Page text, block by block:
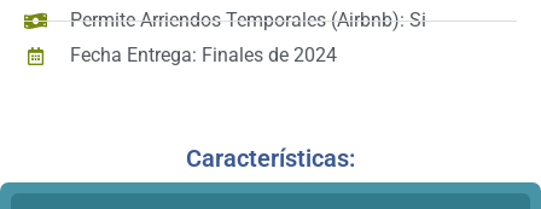
Permite Arriendos Temporales (Airbnb): Si
Fecha Entrega: Finales de 2024
Características: